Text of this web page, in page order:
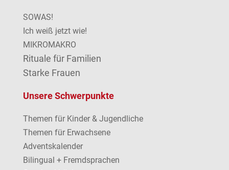
SOWAS!
Ich weiß jetzt wie!
MIKROMAKRO
Rituale für Familien
Starke Frauen
Unsere Schwerpunkte
Themen für Kinder & Jugendliche
Themen für Erwachsene
Adventskalender
Bilingual + Fremdsprachen